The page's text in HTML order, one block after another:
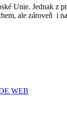
Unie. Jednak z
ale zároveň i
WEB